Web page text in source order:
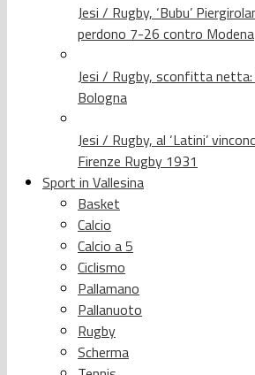
Jesi / Rugby, ‘Bubu’
perdono 7-26 contro Modena
Jesi / Rugby, sconfitta
Bologna
Jesi / Rugby, al ‘Latini’
Firenze Rugby 1931
Sport in Vallesina
Basket
Calcio
Calcio a 5
Ciclismo
Pallamano
Pallanuoto
Rugby
Scherma